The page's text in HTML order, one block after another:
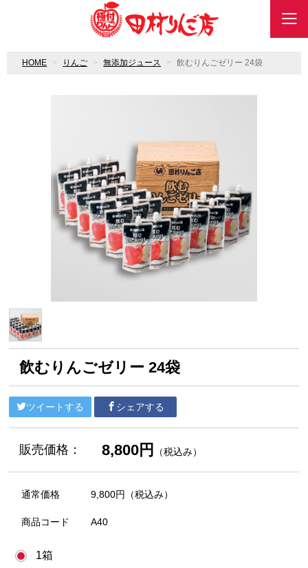
HOME りんご 無添加ジュース 飲むりんごゼリー 24袋
飲むりんごゼリー 24袋
ツイートする シェアする
販売価格： 8,800円 （税込み）
通常価格 9,800円 （税込み）
商品コード A40
1箱